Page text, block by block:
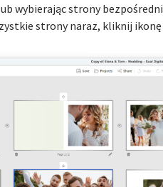
wybierając strony
strony naraz, kliknij